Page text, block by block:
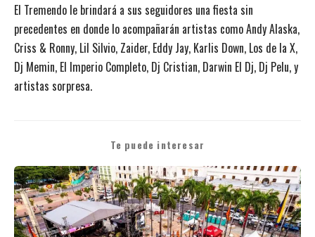
El Tremendo le brindará a sus seguidores una fiesta sin
precedentes en donde lo acompañarán artistas como Andy Alaska,
Criss & Ronny, Lil Silvio, Zaider, Eddy Jay, Karlis Down, Los de la X,
Dj Memin, El Imperio Completo, Dj Cristian, Darwin El Dj, Dj Pelu, y
artistas sorpresa.
Te puede interesar